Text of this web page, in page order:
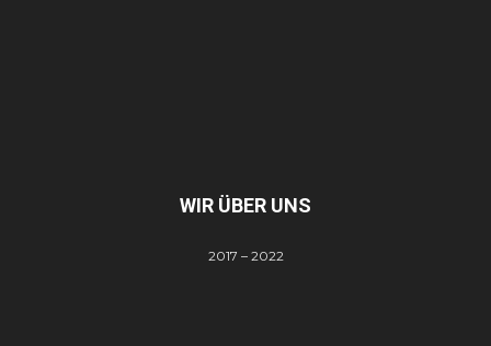
WIR ÜBER UNS
2017 – 2022